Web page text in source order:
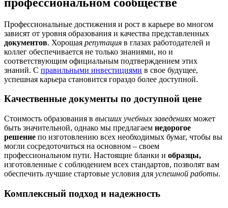
Профессиональные достижения и рост в карьере во многом
зависят от уровня образования и качества представленных
документов. Хорошая репутация в глазах работодателей и
коллег обеспечивается не только знаниями, но и
соответствующим официальным подтверждением этих
знаний. С правильными инвестициями в свое будущее,
успешная карьера становится гораздо более доступной.
Качественные документы по доступной цене
Стоимость образования в высших учебных заведениях может
быть значительной, однако мы предлагаем недорогое
решение по изготовлению всех необходимых бумаг, чтобы вы
могли сосредоточиться на основном – своем
профессиональном пути. Настоящие бланки и образцы,
изготовленные с соблюдением всех стандартов, позволят вам
обеспечить лучшие стартовые условия для успешной работы.
Комплексный подход и надежность